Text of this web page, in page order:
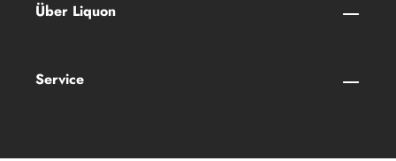
Über Liquon
Service